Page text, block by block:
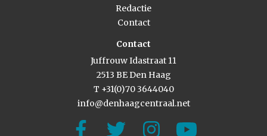
Redactie
Contact
Contact
Juffrouw Idastraat 11
2513 BE Den Haag
T +31(0)70 3644040
info@denhaagcentraal.net